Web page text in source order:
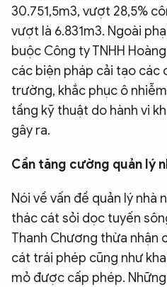
30.751,5m3, vượt 28,5%
vượt là 6.831m3. Ngoài
buộc Công ty TNHH
các biện pháp cải tạo các
trường, khắc phục ô
tầng kỹ thuật do hành vi
gây ra.
Cần tăng cường quản lý
Nói về vấn đề quản lý nhà
thác cát sỏi dọc tuyến
Thanh Chương thừa nhận
cát trái phép cũng như
mỏ được cấp phép.